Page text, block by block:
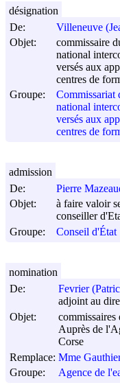
De:
Villeneuve
Objet:
commissaire
national
versés aux
centres de
Groupe:
Commissariat
national
versés aux
centres de
désignation
De:
Pierre
Objet:
à faire valoir
conseiller
Groupe:
Conseil d'État
admission
De:
Fevrier
adjoint au
Objet:
Auprès de
Corse
Remplace: Mme
Groupe:
Agence de
nomination